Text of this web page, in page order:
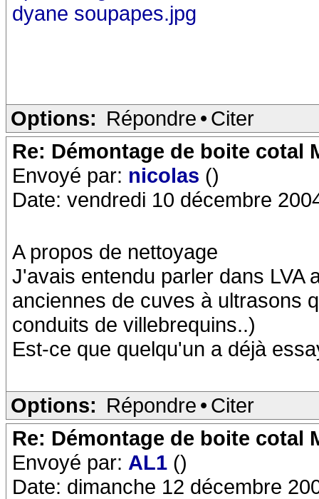
dyane soupapes.jpg
Options: Répondre • Citer
Re: Démontage de boite cotal
Envoyé par: nicolas ()
Date: vendredi 10 décembre
A propos de nettoyage
J'avais entendu parler dans LVA
anciennes de cuves à ultrasons
conduits de villebrequins..)
Est-ce que quelqu'un a déjà
Options: Répondre • Citer
Re: Démontage de boite cotal
Envoyé par: AL1 ()
Date: dimanche 12 décembre